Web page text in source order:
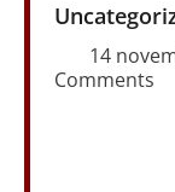
14
Comments